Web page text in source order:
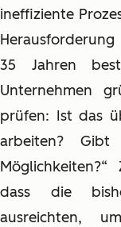
ineffiziente
35 Jahren
Unternehmen
prüfen: Ist das
arbeiten?
dass die
ausreichten,